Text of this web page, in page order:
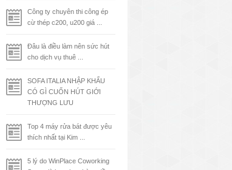
Công ty chuyên thi công ép
cừ thép c200, u200 giá ...
Đâu là điều làm nên sức hút
cho dịch vụ thuê ...
SOFA ITALIA NHẬP KHẨU
CÓ GÌ CUỐN HÚT GIỚI
THƯỢNG LƯU
Top 4 máy rửa bát được yêu
thích nhất tại Kim ...
5 lý do WinPlace Coworking